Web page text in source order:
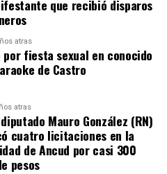
y se repiten en redes
ese excedente al Dante Jara
del apoyo recibido por
nuestro lejano norte. Es
dicho, en este caso, todos
Moneda y, mientras se
la madre del pequeño
los pies de Fernando
recorrido, signifique más
arribo a la cura de su hijo
que recibió disparos
atras
por fiesta sexual en conocido
de Castro
atras
Mauro González (RN)
cuatro licitaciones en la
de Ancud por casi 300
pesos